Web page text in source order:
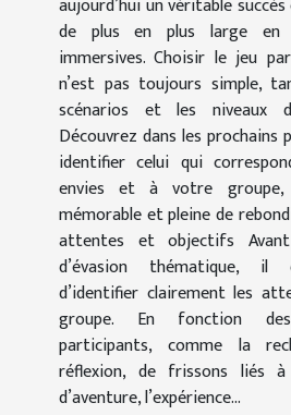
aujourd’hui un véritable
de plus en plus large en
immersives. Choisir le jeu
n’est pas toujours simple,
scénarios et les niveaux
Découvrez dans les prochains
identifier celui qui
envies et à votre groupe,
mémorable et pleine de
attentes et objectifs
d’évasion thématique, il
d’identifier clairement les
groupe. En fonction
participants, comme la
réflexion, de frissons liés à
d’aventure, l’expérience...